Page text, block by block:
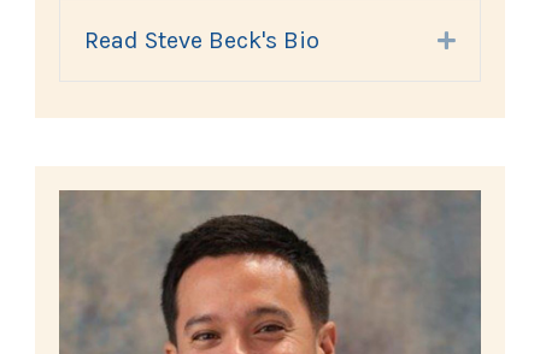
Read Steve Beck's Bio Expand